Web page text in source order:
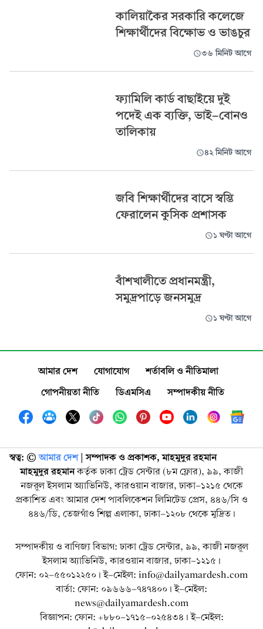
কালিয়াকৈর সরকারি কলেজে
শিক্ষার্থীদের বিক্ষোভ ও ভাঙচুর
৩৬ মিনিট আগে
ফ্যামিলি কার্ড বাছাইয়ে দুই
পদেই এক ব্যক্তি, ভাই-বোনও
তালিকায়
৪২ মিনিট আগে
জবি শিক্ষার্থীদের বাসে স্বস্তি
ফেরালেন কুসিক প্রশাসক
১ ঘণ্টা আগে
বাঁশখালীতে প্রধানমন্ত্রী,
সমুদ্রপাড়ে জনসমুদ্র
১ ঘণ্টা আগে
আমার দেশ যোগাযোগ
শর্তাবলি ও নীতিমালা
গোপনীয়তা নীতি
ডিএমসিএ সম্পাদকীয় নীতি
স্বত্ব: ©️ আমার দেশ| সম্পাদক ও প্রকাশক, মাহমুদুর রহমান
মাহমুদুর রহমানকর্তৃক ঢাকা ট্রেড সেন্টার (৮ম ফ্লোর), ৯৯, কাজী
নজরুল ইসলাম অ্যাভিনিউ, কারওয়ান বাজার, ঢাকা-১২১৫ থেকে
প্রকাশিত এবং আমার দেশ পাবলিকেশন লিমিটেড প্রেস, ৪৪৬/সি ও
৪৪৬/ডি, তেজগাঁও শিল্প এলাকা, ঢাকা-১২০৮ থেকে মুদ্রিত।
সম্পাদকীয় ও বাণিজ্য বিভাগ: ঢাকা ট্রেড সেন্টার, ৯৯, কাজী নজরুল
ইসলাম অ্যাভিনিউ, কারওয়ান বাজার, ঢাকা-১২১৫।
ফোন: ০২-৫৫০১২২৫০। ই-মেইল: info@dailyamardesh.com
বার্তা: ফোন: ০৯৬৬৬-৭৪৭৪০০। ই-মেইল:
news@dailyamardesh.com
বিজ্ঞাপন: ফোন: +৮৮০-১৭১৫-০২৫৪৩৪ । ই-মেইল: